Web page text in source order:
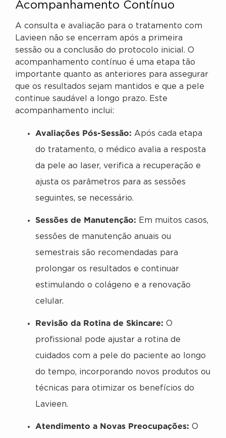
Acompanhamento Contínuo
A consulta e avaliação para o tratamento com
Lavieen não se encerram após a primeira
sessão ou a conclusão do protocolo inicial. O
acompanhamento contínuo é uma etapa tão
importante quanto as anteriores para assegurar
que os resultados sejam mantidos e que a pele
continue saudável a longo prazo. Este
acompanhamento inclui:
Avaliações Pós-Sessão: Após cada etapa
do tratamento, o médico avalia a resposta
da pele ao laser, verifica a recuperação e
ajusta os parâmetros para as sessões
seguintes, se necessário.
Sessões de Manutenção: Em muitos casos,
sessões de manutenção anuais ou
semestrais são recomendadas para
prolongar os resultados e continuar
estimulando o colágeno e a renovação
celular.
Revisão da Rotina de Skincare: O
profissional pode ajustar a rotina de
cuidados com a pele do paciente ao longo
do tempo, incorporando novos produtos ou
técnicas para otimizar os benefícios do
Lavieen.
Atendimento a Novas Preocupações: O